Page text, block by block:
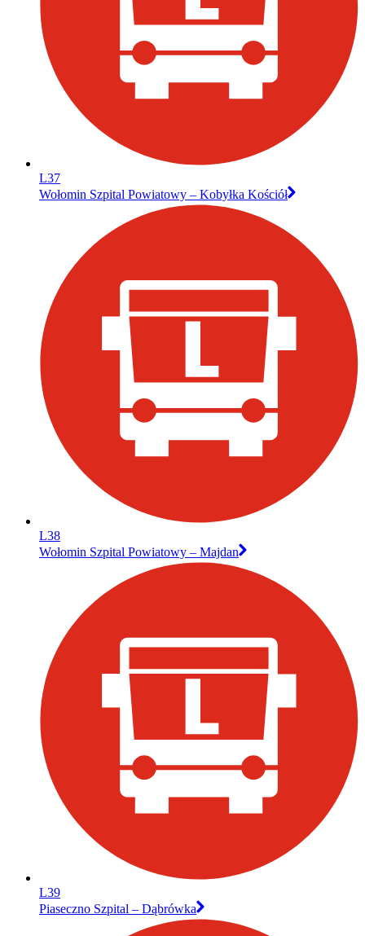
L37
Wołomin Szpital Powiatowy – Kobyłka Kościół
L38
Wołomin Szpital Powiatowy – Majdan
L39
Piaseczno Szpital – Dąbrówka